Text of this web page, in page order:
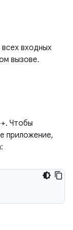
входных
вызове.
Чтобы
приложение,